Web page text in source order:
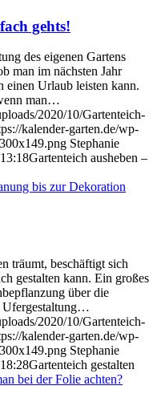
gehts!
des eigenen Gartens
man im nächsten Jahr
einen Urlaub leisten kann.
man…
2020/10/Gartenteich-
kalender-garten.de/wp-
Stephanie
Gartenteich ausheben –
träumt, beschäftigt sich
gestalten kann. Ein großes
über die
Ufergestaltung…
2020/10/Gartenteich-
kalender-garten.de/wp-
Stephanie
Gartenteich gestalten